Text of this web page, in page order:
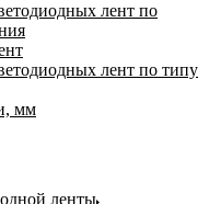
лент по
лент по типу
мм
ленты